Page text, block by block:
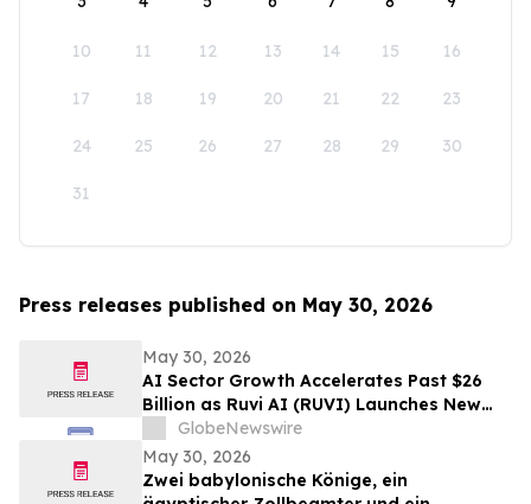
10 11 12 13 14 15 16
17 18 19 20 21 22 23
24 25 26 27 28 29 30
31
Press releases published on May 30, 2026
May 30, 2026
AI Sector Growth Accelerates Past $26
Billion as Ruvi AI (RUVI) Launches New
Features, Proprietary Models, and
Ecosystem Upgrades
GlobeNewswire
May 30, 2026
Zwei babylonische Könige, ein